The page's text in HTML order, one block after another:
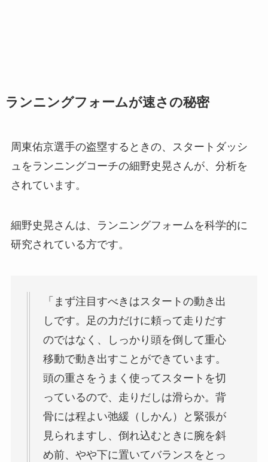
ランニングフォームが速さの秘密
周東佑京選手の盗塁するときの、スタートダッシ
ュをランニングコーチの細野史晃さんが、分析を
されています。
細野史晃さんは、ランニングフォームを科学的に
研究されている方です。
「まず注目すべきはスタートの動き出
し です。足の力だけに頼って走りだす
のではなく、しっかり頭を倒して重心
移動で動き出すことができています。
頭の重さをうまく使ってスタートを切
っているので、走りだしは滑らか。背
骨には程よい弛緩（しかん）と緊張が
見られますし、倒れ込むときに腕を斜
め前、やや下に置いてバランスをとっ